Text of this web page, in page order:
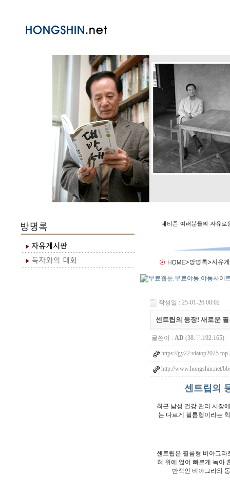
작성일 : 25-01-26 08:02
센트립의 등장! 새로운
글쓴이 : AD (38.♡.192.165)
https://gy22.viatop2025.top
http://www.hongshin.net/
센트립의
최근 남성 건강 관리 시장
는 다르게 필름형이라는
센트립은 필름형 비아그라
혀 위에 얹어 빠르게 녹아
반적인 비아그라와